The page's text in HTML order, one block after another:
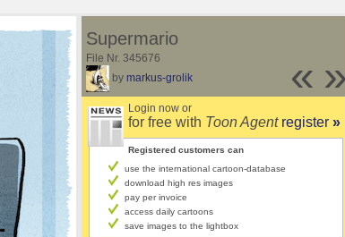
»
«
Supermario
File Nr. 345676
bymarkus-grolik
Login now or
for free with Toon Agent register »
Registered customers can
use the international cartoon-database
download high res images
pay per invoice
access daily cartoons
save images to the lightbox